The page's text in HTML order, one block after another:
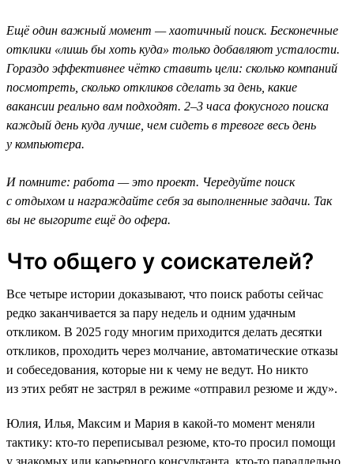
Ещё один важный момент — хаотичный поиск. Бесконечные
отклики «лишь бы хоть куда» только добавляют усталости.
Гораздо эффективнее чётко ставить цели: сколько компаний
посмотреть, сколько откликов сделать за день, какие
вакансии реально вам подходят. 2–3 часа фокусного поиска
каждый день куда лучше, чем сидеть в тревоге весь день
у компьютера.
И помните: работа — это проект. Чередуйте поиск
с отдыхом и награждайте себя за выполненные задачи. Так
вы не выгорите ещё до офера.
Что общего у соискателей?
Все четыре истории доказывают, что поиск работы сейчас
редко заканчивается за пару недель и одним удачным
откликом. В 2025 году многим приходится делать десятки
откликов, проходить через молчание, автоматические отказы
и собеседования, которые ни к чему не ведут. Но никто
из этих ребят не застрял в режиме «отправил резюме и жду».
Юлия, Илья, Максим и Мария в какой-то момент меняли
тактику: кто-то переписывал резюме, кто-то просил помощи
у знакомых или карьерного консультанта, кто-то параллельно